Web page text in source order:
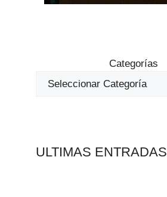
Categorías
ULTIMAS ENTRADAS